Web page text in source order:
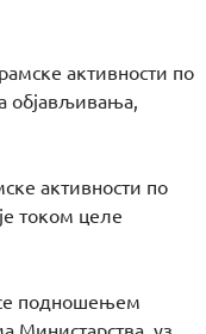
активности по
објављивања,
активности по
током целе
подношењем
Министарства, уз